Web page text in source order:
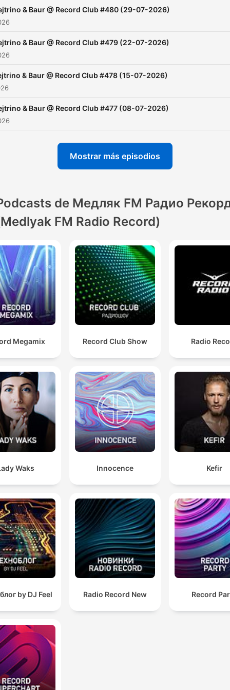
& Baur @ Record Сlub #480 (29-07-2026)
& Baur @ Record Сlub #479 (22-07-2026)
& Baur @ Record Сlub #478 (15-07-2026)
& Baur @ Record Сlub #477 (08-07-2026)
Mostrar más episodios
de Медляк FM Радио
FM Radio Record)
Megamix Record Club Show Radio
Waks Innocence Kefir
by DJ Feel Radio Record New Record